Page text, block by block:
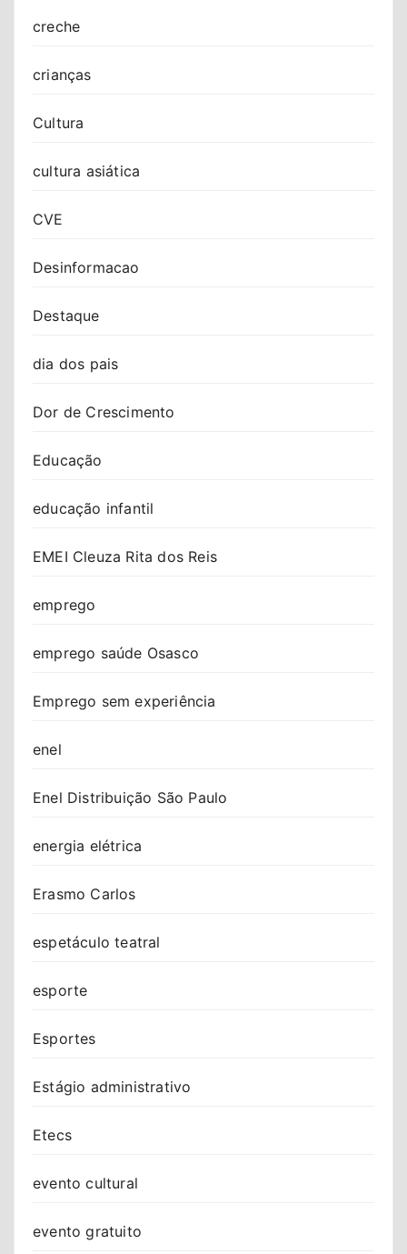
creche
crianças
Cultura
cultura asiática
CVE
Desinformacao
Destaque
dia dos pais
Dor de Crescimento
Educação
educação infantil
EMEI Cleuza Rita dos Reis
emprego
emprego saúde Osasco
Emprego sem experiência
enel
Enel Distribuição São Paulo
energia elétrica
Erasmo Carlos
espetáculo teatral
esporte
Esportes
Estágio administrativo
Etecs
evento cultural
evento gratuito